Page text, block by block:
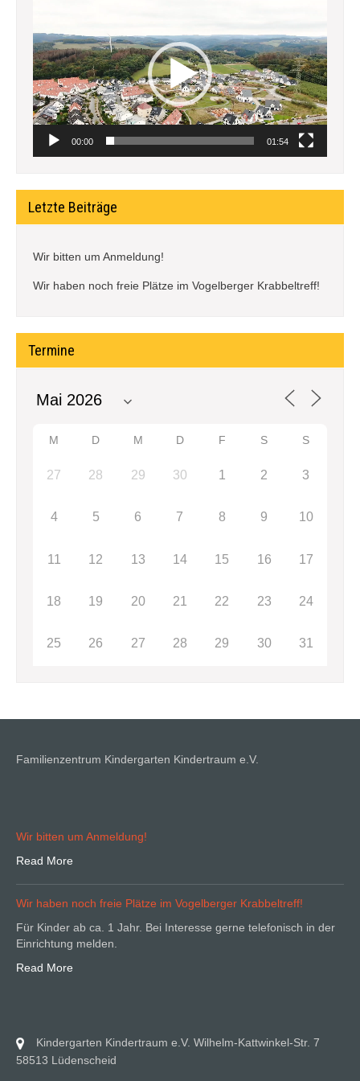
00:00 01:54
Letzte Beiträge
Wir bitten um Anmeldung!
Wir haben noch freie Plätze im Vogelberger Krabbeltreff!
Termine
M D M D F S S
27 28 29 30 1 2 3
4 5 6 7 8 9 10
11 12 13 14 15 16 17
18 19 20 21 22 23 24
25 26 27 28 29 30 31
Familienzentrum Kindergarten Kindertraum e.V.
Wir bitten um Anmeldung!
Read More
Wir haben noch freie Plätze im Vogelberger Krabbeltreff!
Für Kinder ab ca. 1 Jahr. Bei Interesse gerne telefonisch in der
Einrichtung melden.
Read More
Kindergarten Kindertraum e.V. Wilhelm-Kattwinkel-Str. 7
58513 Lüdenscheid